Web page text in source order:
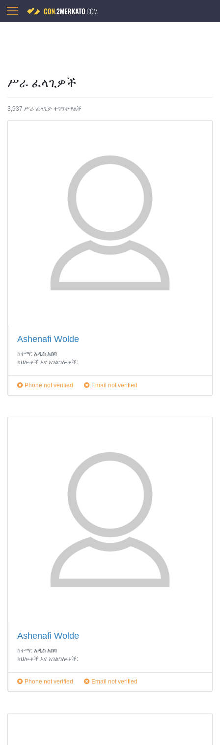
ሥራ ፈላጊዎች
3,937 ሥራ ፈላጊዎ ተገኝተዋልች
Ashenafi Wolde
ከተማ: አዲስ አበባ
ክህሎቶች እና አገልግሎቶች:
Phone not verified Email not verified
Ashenafi Wolde
ከተማ: አዲስ አበባ
ክህሎቶች እና አገልግሎቶች:
Phone not verified Email not verified